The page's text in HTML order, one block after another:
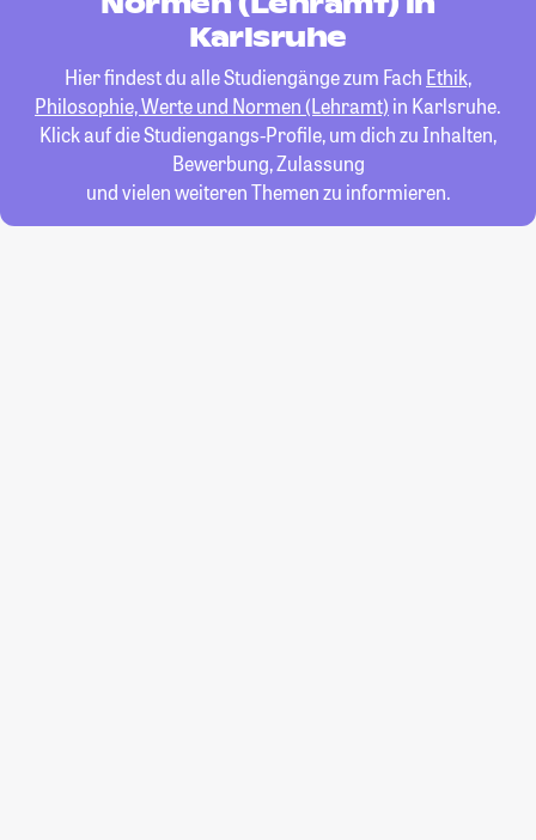
Karlsruhe
Hier findest du alle Studiengänge zum Fach Ethik,
Philosophie, Werte und Normen (Lehramt) in Karlsruhe.
Klick auf die Studiengangs-Profile, um dich zu Inhalten,
Bewerbung, Zulassung
und vielen weiteren Themen zu informieren.